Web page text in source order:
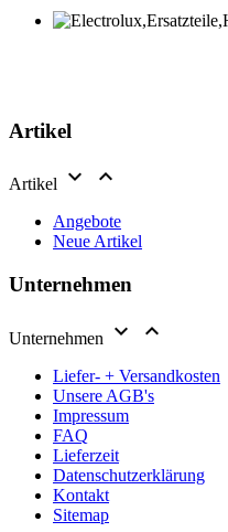
Artikel
Artikel  
Angebote
Neue Artikel
Unternehmen
Unternehmen  
Liefer- + Versandkosten
Unsere AGB's
Impressum
FAQ
Lieferzeit
Datenschutzerklärung
Kontakt
Sitemap